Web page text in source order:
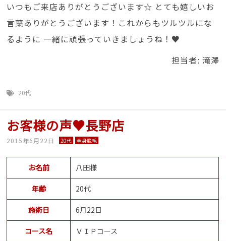
いつもご来店ありがとうございます☆ とても嬉しいお
言葉ありがとうございます！これからもツルツルにな
るように 一緒に頑張っていきましょうね！♥
担当者: 滝澤
20代
お客様の声♥長野店
2015年6月22日 20代 全身脱毛
お名前 八田様
年齢 20代
施術日 6月22日
コース名 ＶＩＰコース